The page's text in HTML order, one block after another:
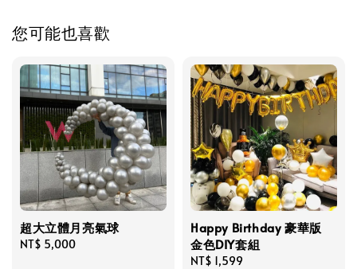
您可能也喜歡
超大立體月亮氣球
Regular
NT$ 5,000
Happy Birthday 豪華版
金色DIY套組
Regular
NT$ 1,599